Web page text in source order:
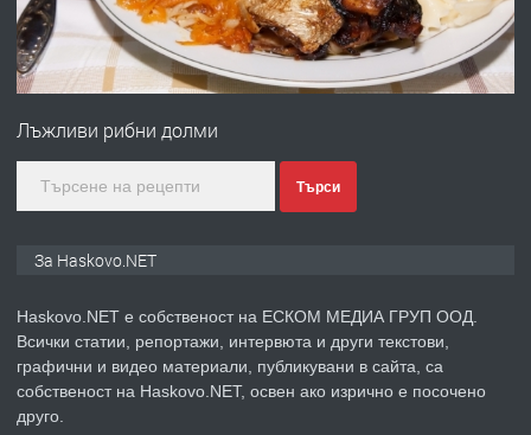
преди 3 дни
ПРЕДЛАГА
ПРОСТОРЕН ТРИСТАЕН
КУБА
преди 3 дни
ПРЕДЛАГА СГЛОБЯВАНЕ НА МЕБЕЛИ.
Лъжливи рибни долми
Търси
За Haskovo.NET
Haskovo.NET е собственост на ЕСКОМ МЕДИА ГРУП ООД.
Всички статии, репортажи, интервюта и други текстови,
графични и видео материали, публикувани в сайта, са
собственост на Haskovo.NET, освен ако изрично е посочено
друго.